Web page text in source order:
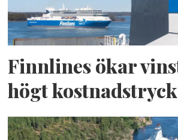
Finnlines ökar
högt kostnadstryck